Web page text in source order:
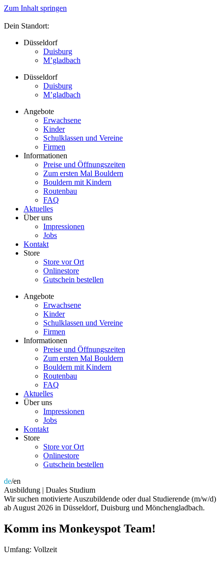
Zum Inhalt springen
Dein Standort:
Düsseldorf
Duisburg
M’gladbach
Düsseldorf
Duisburg
M’gladbach
Angebote
Erwachsene
Kinder
Schulklassen und Vereine
Firmen
Informationen
Preise und Öffnungszeiten
Zum ersten Mal Bouldern
Bouldern mit Kindern
Routenbau
FAQ
Aktuelles
Über uns
Impressionen
Jobs
Kontakt
Store
Store vor Ort
Onlinestore
Gutschein bestellen
Angebote
Erwachsene
Kinder
Schulklassen und Vereine
Firmen
Informationen
Preise und Öffnungszeiten
Zum ersten Mal Bouldern
Bouldern mit Kindern
Routenbau
FAQ
Aktuelles
Über uns
Impressionen
Jobs
Kontakt
Store
Store vor Ort
Onlinestore
Gutschein bestellen
de/en
Ausbildung | Duales Studium
Wir suchen motivierte Auszubildende oder dual Studierende (m/w/d)
ab August 2026 in Düsseldorf, Duisburg und Mönchengladbach.
Komm ins Monkeyspot Team!
Umfang: Vollzeit